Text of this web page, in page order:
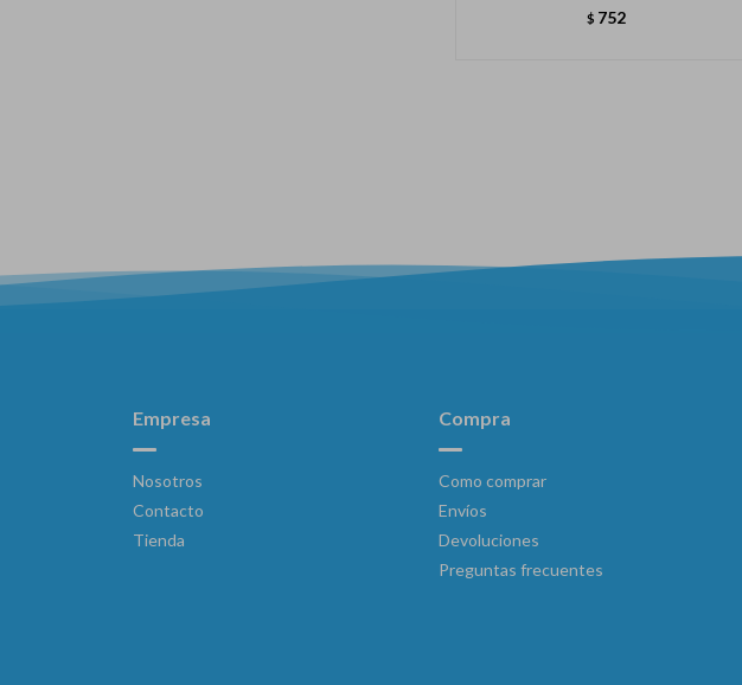
$ 752
Empresa
Nosotros
Contacto
Tienda
Compra
Como comprar
Envíos
Devoluciones
Preguntas frecuentes